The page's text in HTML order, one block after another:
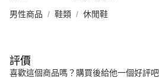
男性商品 鞋類 休閒鞋
評價
喜歡這個商品嗎？購買後給他一個好評吧